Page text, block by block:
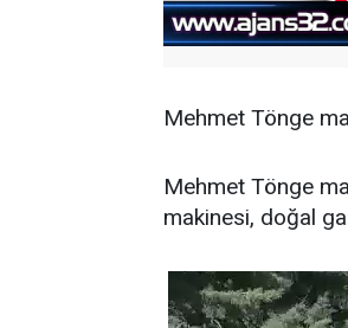
Mehmet Tönge
Mehmet Tönge
makinesi, doğal